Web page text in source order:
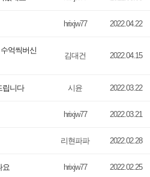
hrixjw77 2022.04.22
억씩버신
김대건 2022.04.15
립니다 시윤 2022.03.22
hrixjw77 2022.03.21
리현파파 2022.02.28
요 hrixjw77 2022.02.25